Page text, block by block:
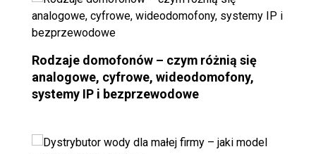
Rodzaje domofonów – czym różnią się
analogowe, cyfrowe, wideodomofony,
systemy IP i bezprzewodowe